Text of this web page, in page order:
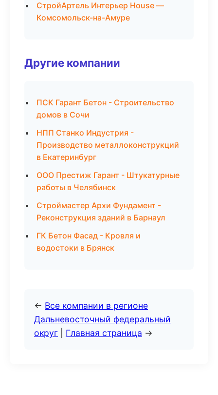
СтройАртель Интерьер House —
Комсомольск-на-Амуре
Другие компании
ПСК Гарант Бетон - Строительство
домов в Сочи
НПП Станко Индустрия -
Производство металлоконструкций
в Екатеринбург
ООО Престиж Гарант - Штукатурные
работы в Челябинск
Строймастер Архи Фундамент -
Реконструкция зданий в Барнаул
ГК Бетон Фасад - Кровля и
водостоки в Брянск
← Все компании в регионе
Дальневосточный федеральный
округ
Главная страница →